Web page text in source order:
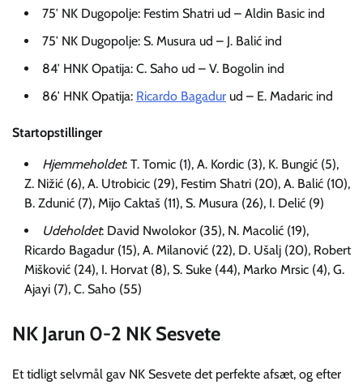
75′ NK Dugopolje: Festim Shatri ud – Aldin Basic ind
75′ NK Dugopolje: S. Musura ud – J. Balić ind
84′ HNK Opatija: C. Saho ud – V. Bogolin ind
86′ HNK Opatija: Ricardo Bagadur ud – E. Madaric ind
Startopstillinger
Hjemmeholdet: T. Tomic (1), A. Kordic (3), K. Bungić (5),
Z. Nižić (6), A. Utrobicic (29), Festim Shatri (20), A. Balić (10),
B. Zdunić (7), Mijo Caktaš (11), S. Musura (26), I. Delić (9)
Udeholdet: David Nwolokor (35), N. Macolić (19),
Ricardo Bagadur (15), A. Milanović (22), D. Ušalj (20), Robert
Mišković (24), I. Horvat (8), S. Suke (44), Marko Mrsic (4), G.
Ajayi (7), C. Saho (55)
NK Jarun 0-2 NK Sesvete
Et tidligt selvmål gav NK Sesvete det perfekte afsæt, og efter